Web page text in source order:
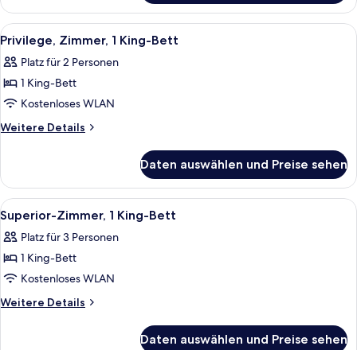
Zimmer,
2 Einzelbetten
Alle
Fotos
für
Privilege,
Zimmer,
1 King-
Ein Hotelzimmer mit einem großen
9
Privilege, Zimmer, 1 King-Bett
Platz für 2 Personen
1 King-Bett
Kostenloses WLAN
Weitere Details
Weitere
Zimmer,
1 King-
Bett
Daten auswählen und Preise sehen
Alle
Fotos
für
Superior-
Zimmer,
1 King-
Ein Hotelzimmer mit Bett,
11
Superior-Zimmer, 1 King-Bett
Platz für 3 Personen
1 King-Bett
Kostenloses WLAN
Weitere Details
Weitere
Daten auswählen und Preise sehen